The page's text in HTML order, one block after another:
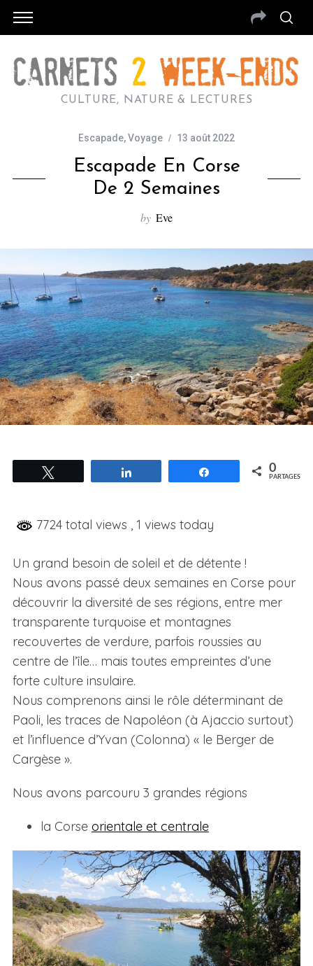
CULTURE, NATURE & LECTURES
Escapade,Voyage 13 août 2022
Escapade En Corse
De 2 Semaines
by Eve
Partagez 0
PARTAGES
7724 total views , 1 views today
Un grand besoin de soleil et de détente !
Nous avons passé deux semaines en Corse pour
découvrir la diversité de ses régions, entre mer
transparente turquoise et montagnes
recouvertes de verdure, parfois roussies au
centre de l’île… mais toutes empreintes d’une
forte culture insulaire.
Nous comprenons ainsi le rôle déterminant de
Paoli, les traces de Napoléon (à Ajaccio surtout)
et l’influence d’Yvan (Colonna) « le Berger de
Cargèse ».
Nous avons parcouru 3 grandes régions
la Corse orientale et centrale